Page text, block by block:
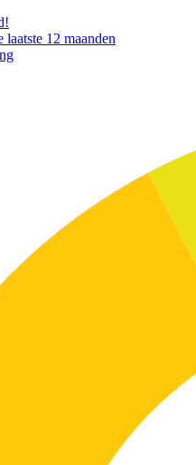
12 maanden